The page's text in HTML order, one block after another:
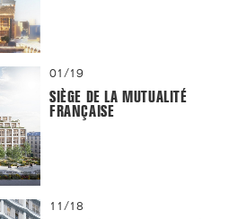
01/19
SIÈGE DE LA MUTUALITÉ
FRANÇAISE
11/18